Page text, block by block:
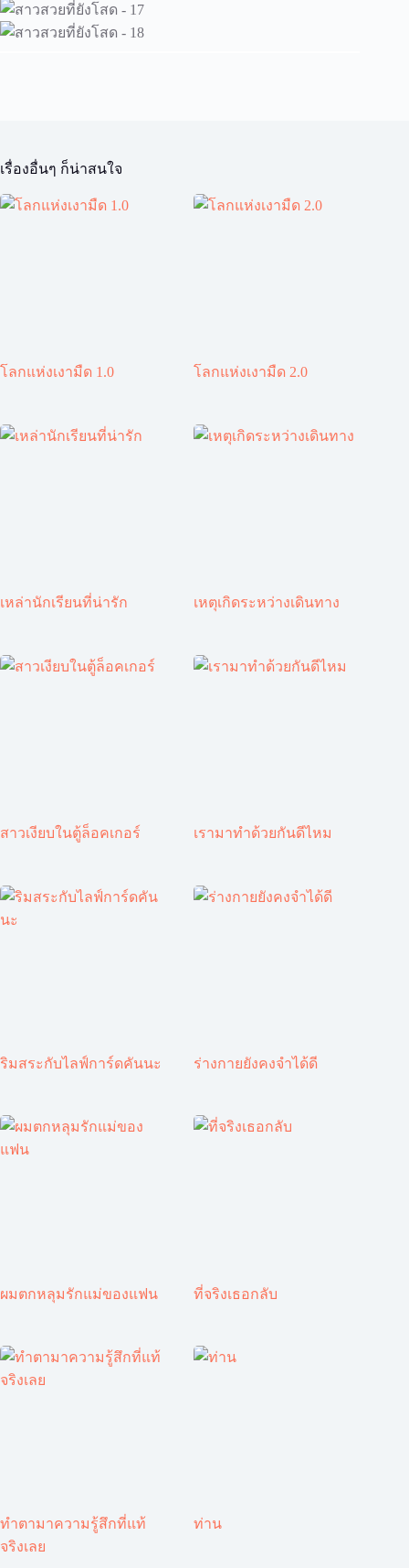
เรื่องอื่นๆ ก็น่าสนใจ
โลกแห่งเงามืด 1.0 โลกแห่งเงามืด 2.0
เหล่านักเรียนที่น่ารัก เหตุเกิดระหว่างเดินทาง
สาวเงียบในตู้ล็อคเกอร์ เรามาทำด้วยกันดีไหม
ริมสระกับไลฟ์การ์ดคันนะ ร่างกายยังคงจำได้ดี
ผมตกหลุมรักแม่ของแฟน ที่จริงเธอกลับ
ทำตามาความรู้สึกที่แท้
จริงเลย
ท่าน